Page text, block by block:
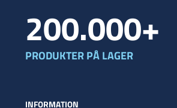
200.000+
PRODUKTER PÅ LAGER
INFORMATION